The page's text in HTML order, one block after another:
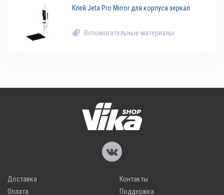
Клей Jeta Pro Mirror для корпуса зеркал
Вспомогательные материалы
Доставка
Оплата
Контакты
Поддержка